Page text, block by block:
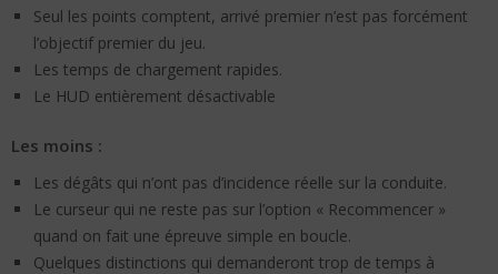
Seul les points comptent, arrivé premier n’est pas forcément
l’objectif premier du jeu.
Les temps de chargement rapides.
Le HUD entièrement désactivable
Les moins :
Les dégâts qui n’ont pas d’incidence réelle sur la conduite.
Le curseur qui ne reste pas sur l’option « Recommencer »
quand on fait une épreuve simple en boucle.
Quelques distinctions qui demanderont trop de temps à